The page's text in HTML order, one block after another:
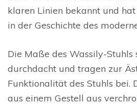
klaren Linien bekannt und
in der Geschichte des
Die Maße des Wassily-Stuhls
durchdacht und tragen zur
Funktionalität des Stuhls bei.
aus einem Gestell aus